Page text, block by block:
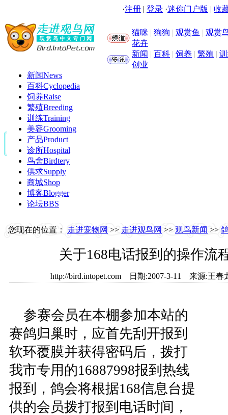
·注册 | 登录 ·迷你门户版 | 收
猫咪 | 狗狗 | 观赏鱼 | 观赏
花卉
新闻 | 百科 | 饲养 | 繁殖 |
创业
新闻News
百科Cyclopedia
饲养Raise
繁殖Breeding
训练Training
美容Grooming
产品Product
诊所Hospital
鸟舍Birdtery
供求Supply
商城Shop
博客Blogger
论坛BBS
您现在的位置： 走进宠物网 >> 走进观鸟网 >> 观鸟新闻 >>
关于168电话报到的操作流
http://bird.intopet.com 日期:2007-3-11 来源:王
参赛会员在本棚参加本站的
赛鸽归巢时，应首先刮开报到
软环覆膜并获得密码后，拨打
我市专用的16887998报到热线
报到，鸽会将根据168信息台提
供的会员拨打报到电话时间，